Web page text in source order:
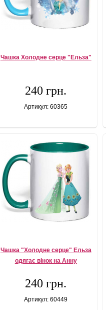
Чашка Холодне серце "Ельза"
240 грн.
Артикул: 60365
Чашка "Холодне серце" Ельза
одягає вінок на Анну
240 грн.
Артикул: 60449